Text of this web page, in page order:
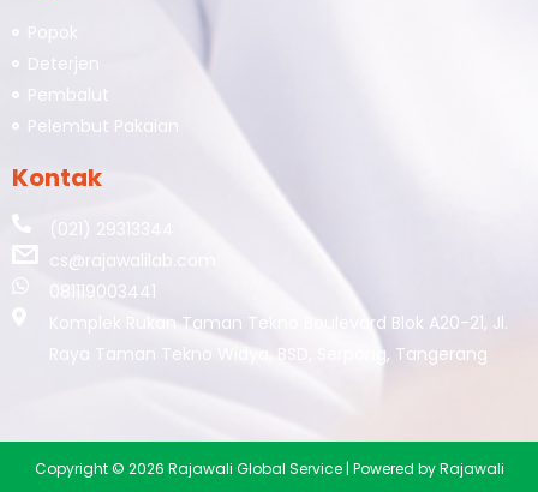
Popok
Deterjen
Pembalut
Pelembut Pakaian
Kontak
(021) 29313344
cs@rajawalilab.com
081119003441
Komplek Rukan Taman Tekno Boulevard Blok A20-21, Jl.
Raya Taman Tekno Widya, BSD, Serpong, Tangerang
Copyright © 2026 Rajawali Global Service | Powered by Rajawali